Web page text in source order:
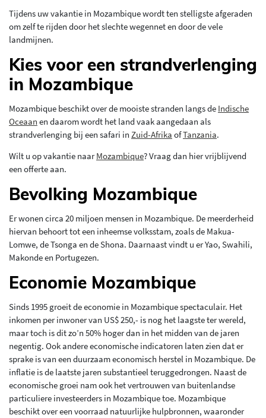
Tijdens uw vakantie in Mozambique wordt ten stelligste afgeraden
om zelf te rijden door het slechte wegennet en door de vele
landmijnen.
Kies voor een strandverlenging
in Mozambique
Mozambique beschikt over de mooiste stranden langs de Indische
Oceaan en daarom wordt het land vaak aangedaan als
strandverlenging bij een safari in Zuid-Afrika ofTanzania.
Wilt u op vakantie naarMozambique? Vraag dan hier vrijblijvend
een offerte aan.
Bevolking Mozambique
Er wonen circa 20 miljoen mensen in Mozambique. De meerderheid
hiervan behoort tot een inheemse volksstam, zoals de Makua-
Lomwe, de Tsonga en de Shona. Daarnaast vindt u er Yao, Swahili,
Makonde en Portugezen.
Economie Mozambique
Sinds 1995 groeit de economie in Mozambique spectaculair. Het
inkomen per inwoner van US$ 250,- is nog het laagste ter wereld,
maar toch is dit zo’n 50% hoger dan in het midden van de jaren
negentig. Ook andere economische indicatoren laten zien dat er
sprake is van een duurzaam economisch herstel in Mozambique. De
inflatie is de laatste jaren substantieel teruggedrongen. Naast de
economische groei nam ook het vertrouwen van buitenlandse
particuliere investeerders in Mozambique toe. Mozambique
beschikt over een voorraad natuurlijke hulpbronnen, waaronder